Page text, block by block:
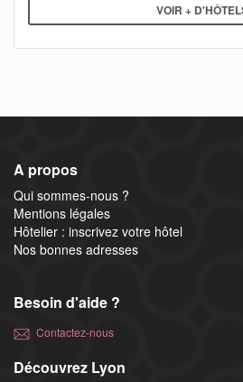
VOIR +
A propos
Qui sommes-nous ?
Mentions légales
Hôtelier : inscrivez votre hôtel
Nos bonnes adresses
Besoin d'aide ?
Contactez-nous
Découvrez Lyon